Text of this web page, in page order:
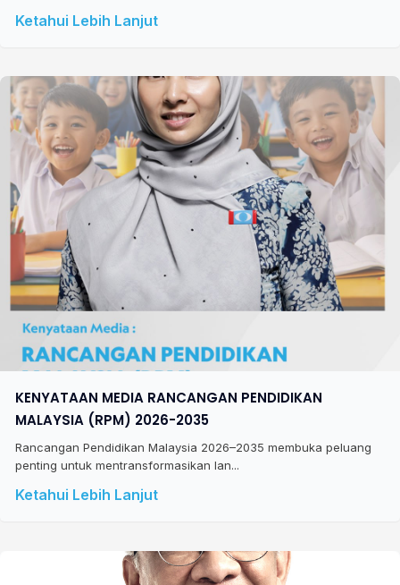
Ketahui Lebih Lanjut
KENYATAAN MEDIA RANCANGAN PENDIDIKAN
MALAYSIA (RPM) 2026-2035
Rancangan Pendidikan Malaysia 2026–2035 membuka peluang
penting untuk mentransformasikan lan...
Ketahui Lebih Lanjut